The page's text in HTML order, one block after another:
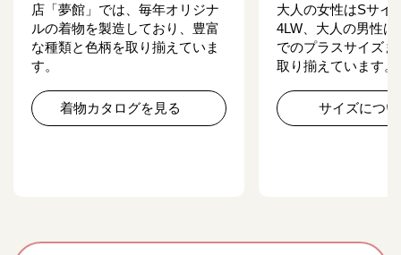
店「夢館」では、毎年オリジナ
ルの着物を製造しており、豊富
な種類と色柄を取り揃えていま
す。
着物カタログを見る
大人の女性はSサイ
4LW、大人の男性は
でのプラスサイズ
取り揃えています。
サイズにつ